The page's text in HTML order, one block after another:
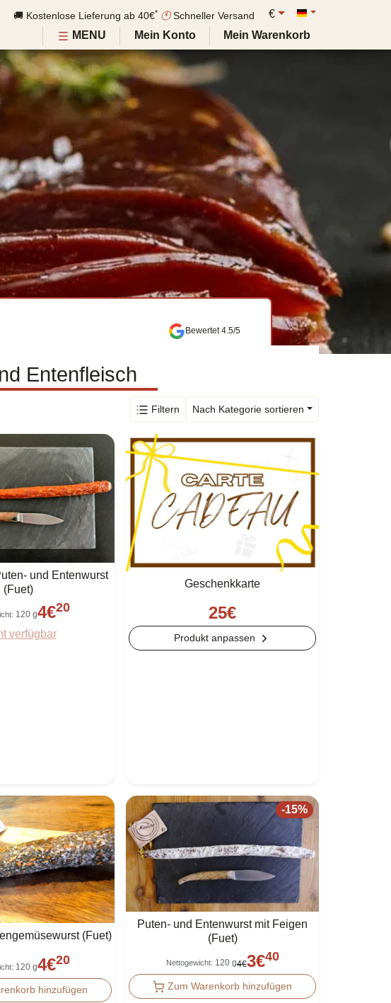
🚚 Kostenlose Lieferung ab 40€* 🕚Schneller Versand
€
MENU
Mein Konto Mein Warenkorb
Bewertet 4.5/5
Entenfleisch
Filtern Nach Kategorie sortieren
und Entenwurst
(Fuet)
: 120 g4€20
verfügbar
Geschenkkarte
25€
Produkt anpassen
(Fuet)
: 120 g4€20
hinzufügen
-15%
Puten- und Entenwurst mit Feigen
(Fuet)
Nettogewicht: 120 g4€3€40
Zum Warenkorb hinzufügen